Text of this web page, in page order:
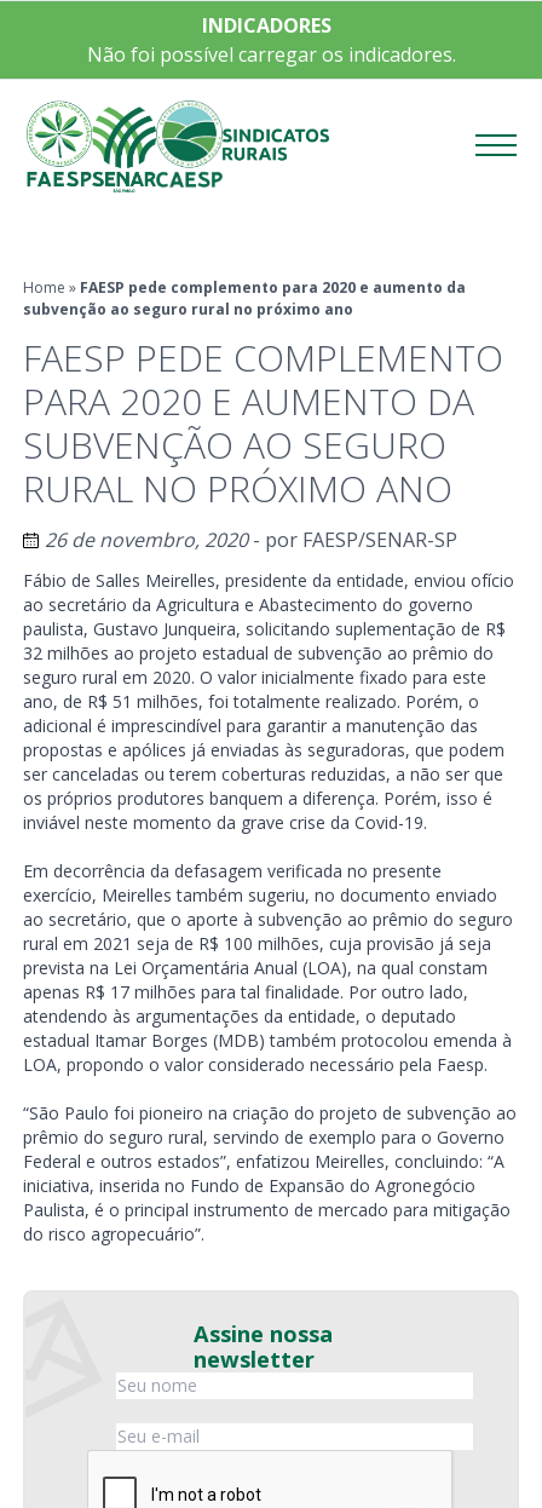
INDICADORES
Não foi possível carregar os indicadores.
Home » FAESP pede complemento para 2020 e aumento da
subvenção ao seguro rural no próximo ano
FAESP PEDE COMPLEMENTO
PARA 2020 E AUMENTO DA
SUBVENÇÃO AO SEGURO
RURAL NO PRÓXIMO ANO
26 de novembro, 2020- por FAESP/SENAR-SP
Fábio de Salles Meirelles, presidente da entidade, enviou ofício
ao secretário da Agricultura e Abastecimento do governo
paulista, Gustavo Junqueira, solicitando suplementação de R$
32 milhões ao projeto estadual de subvenção ao prêmio do
seguro rural em 2020. O valor inicialmente fixado para este
ano, de R$ 51 milhões, foi totalmente realizado. Porém, o
adicional é imprescindível para garantir a manutenção das
propostas e apólices já enviadas às seguradoras, que podem
ser canceladas ou terem coberturas reduzidas, a não ser que
os próprios produtores banquem a diferença. Porém, isso é
inviável neste momento da grave crise da Covid-19.
Em decorrência da defasagem verificada no presente
exercício, Meirelles também sugeriu, no documento enviado
ao secretário, que o aporte à subvenção ao prêmio do seguro
rural em 2021 seja de R$ 100 milhões, cuja provisão já seja
prevista na Lei Orçamentária Anual (LOA), na qual constam
apenas R$ 17 milhões para tal finalidade. Por outro lado,
atendendo às argumentações da entidade, o deputado
estadual Itamar Borges (MDB) também protocolou emenda à
LOA, propondo o valor considerado necessário pela Faesp.
“São Paulo foi pioneiro na criação do projeto de subvenção ao
prêmio do seguro rural, servindo de exemplo para o Governo
Federal e outros estados”, enfatizou Meirelles, concluindo: “A
iniciativa, inserida no Fundo de Expansão do Agronegócio
Paulista, é o principal instrumento de mercado para mitigação
do risco agropecuário”.
Assine nossa
newsletter